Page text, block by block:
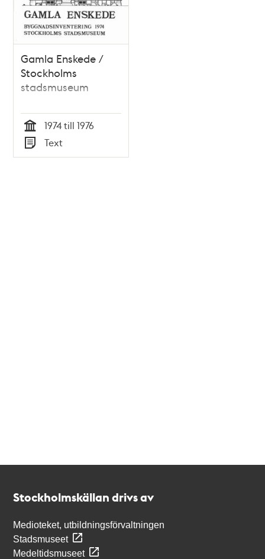
Gamla Enskede /
Stockholms
stadsmuseum
Tid
1974 till 1976
Typ
Text
Stockholmskällan drivs av
Medioteket, utbildningsförvaltningen
Stadsmuseet
Medeltidsmuseet